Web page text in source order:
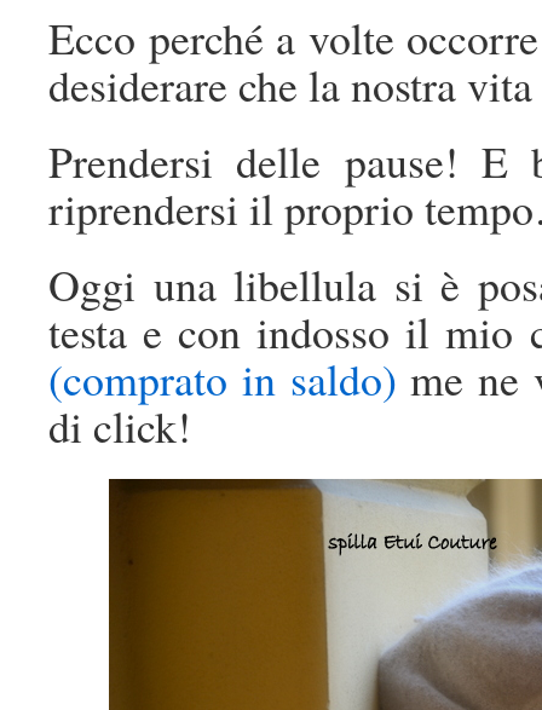
Ecco perché a volte
desiderare che la nostra
Prendersi delle pause! E
riprendersi il proprio
Oggi una libellula si è
testa e con indosso il
(comprato in saldo) me ne
di click!